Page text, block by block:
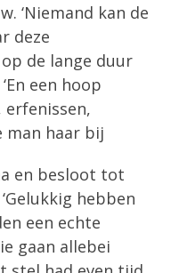
‘Niemand kan de
deze
de lange duur
een hoop
man haar bij
en besloot tot
hebben
een echte
gaan allebei